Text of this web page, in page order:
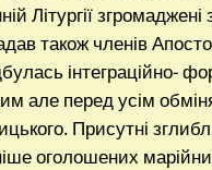
Літургії
також членів
інтеграційно-
але перед усім
Присутні
оголошених